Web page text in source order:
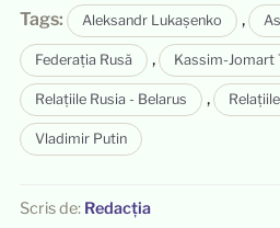
Tags: Aleksandr Lukașenko ,
Federația Rusă , Kassim-Jomart
Relațiile Rusia - Belarus ,
Vladimir Putin
Scris de: Redacția